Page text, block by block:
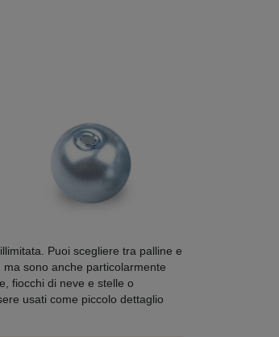
Puoi scegliere tra palline e
sono anche particolarmente
fiocchi di neve e stelle o
usati come piccolo dettaglio